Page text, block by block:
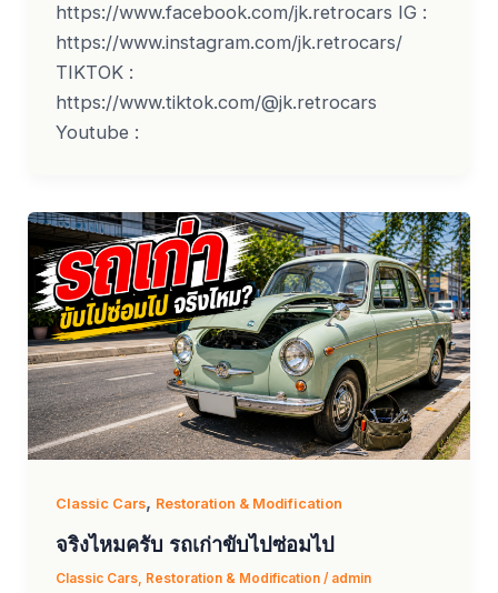
https://www.facebook.com/jk.retrocars IG :
https://www.instagram.com/jk.retrocars/
TIKTOK :
https://www.tiktok.com/@jk.retrocars
Youtube :
Classic Cars, Restoration & Modification
จริงไหมครับ รถเก่าขับไปซ่อมไป
Classic Cars, Restoration & Modification/ admin